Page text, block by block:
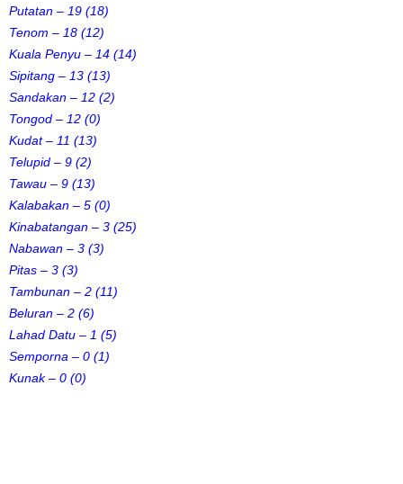
Putatan – 19 (18)
Tenom – 18 (12)
Kuala Penyu – 14 (14)
Sipitang – 13 (13)
Sandakan – 12 (2)
Tongod – 12 (0)
Kudat – 11 (13)
Telupid – 9 (2)
Tawau – 9 (13)
Kalabakan – 5 (0)
Kinabatangan – 3 (25)
Nabawan – 3 (3)
Pitas – 3 (3)
Tambunan – 2 (11)
Beluran – 2 (6)
Lahad Datu – 1 (5)
Semporna – 0 (1)
Kunak – 0 (0)